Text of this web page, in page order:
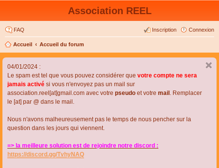
Association REEL
FAQ Connexion
Inscription
Accueil Accueil du forum
04/01/2024 :
Le spam est tel que vous pouvez considérer que votre compte ne sera
jamais activé si vous n'envoyez pas un mail sur
association.reel[at]gmail.com avec votre pseudo et votre mail . Remplacer
le [at] par @ dans le mail.
Nous n'avons malheureusement pas le temps de nous pencher sur la
question dans les jours qui viennent.
=> la meilleure solution est de rejoindre notre discord :
https://discord.gg/TvhyNAQ